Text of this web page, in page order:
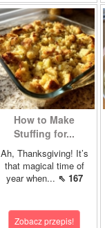
How to Make
Stuffing for...
Ah, Thanksgiving! It’s
that magical time of
year when... ⇖ 167
Zobacz przepis!